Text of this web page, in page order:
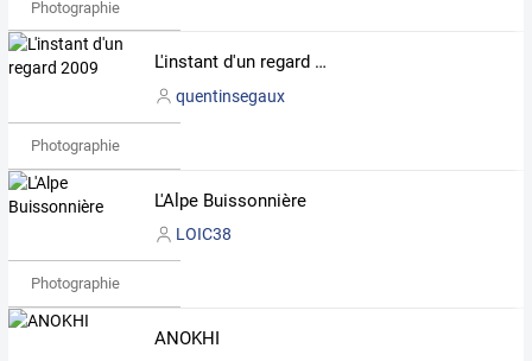
Photographie
L'instant d'un regard 2009
quentinsegaux
Photographie
L'Alpe Buissonnière
LOIC38
Photographie
ANOKHI